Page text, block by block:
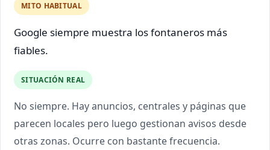
MITO HABITUAL
Google siempre muestra los fontaneros más
fiables.
SITUACIÓN REAL
No siempre. Hay anuncios, centrales y páginas que
parecen locales pero luego gestionan avisos desde
otras zonas. Ocurre con bastante frecuencia.